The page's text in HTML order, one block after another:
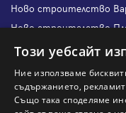
Ново строителство
Ново строителство
Ново строителство
Защо да отдам имот с
Наши офиси
Този уебсайт
Ние използваме
съдържанието,
Също така споделяме